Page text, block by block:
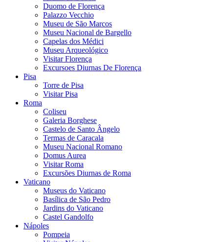
Duomo de Florença
Palazzo Vecchio
Museu de São Marcos
Museu Nacional de Bargello
Capelas dos Médici
Museu Arqueológico
Visitar Florença
Excursoes Diurnas De Florença
Pisa
Torre de Pisa
Visitar Pisa
Roma
Coliseu
Galeria Borghese
Castelo de Santo Ângelo
Termas de Caracala
Museu Nacional Romano
Domus Aurea
Visitar Roma
Excursões Diurnas de Roma
Vaticano
Museus do Vaticano
Basílica de São Pedro
Jardins do Vaticano
Castel Gandolfo
Nápoles
Pompeia